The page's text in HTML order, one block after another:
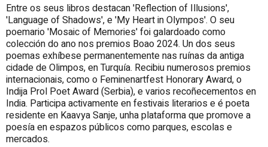
Entre os seus libros destacan 'Reflection of Illusions',
'Language of Shadows', e 'My Heart in Olympos'. O seu
poemario 'Mosaic of Memories' foi galardoado como
colección do ano nos premios Boao 2024. Un dos seus
poemas exhíbese permanentemente nas ruínas da antiga
cidade de Olimpos, en Turquía. Recibiu numerosos premios
internacionais, como o Feminenartfest Honorary Award, o
Indija Prol Poet Award (Serbia), e varios recoñecementos en
India. Participa activamente en festivais literarios e é poeta
residente en Kaavya Sanje, unha plataforma que promove a
poesía en espazos públicos como parques, escolas e
mercados.